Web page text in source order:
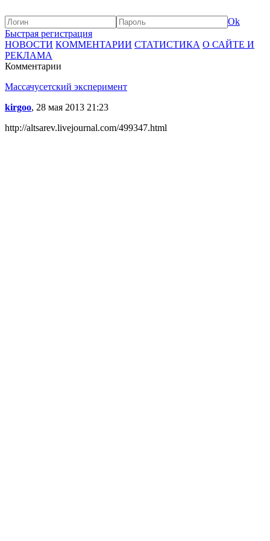
Ok
Быстрая регистрация
НОВОСТИ КОММЕНТАРИИ СТАТИСТИКА О САЙТЕ И
РЕКЛАМА
Комментарии
Массачусетский эксперимент
kirgoo, 28 мая 2013 21:23
http://altsarev.livejournal.com/499347.html